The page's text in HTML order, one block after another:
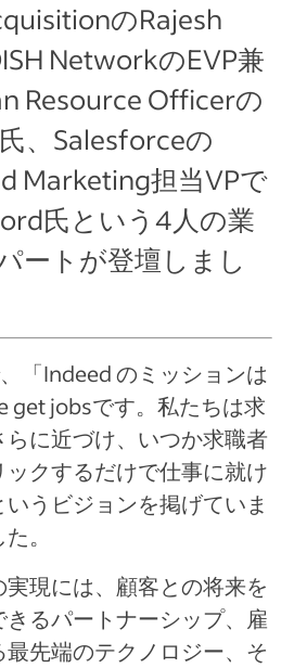
のRajesh
NetworkのEVP兼
Resource Officerの
、Salesforceの
Marketing担当VPで
氏という4人の業
ートが登壇しまし
「Indeed のミッションは
get jobsです。私たちは求
に近づけ、いつか求職者
クするだけで仕事に就け
うビジョンを掲げていま
。
現には、顧客との将来を
きるパートナーシップ、雇
先端のテクノロジー、そ